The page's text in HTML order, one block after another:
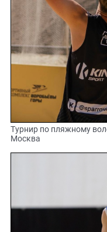
Турнир по пляжному
Москва